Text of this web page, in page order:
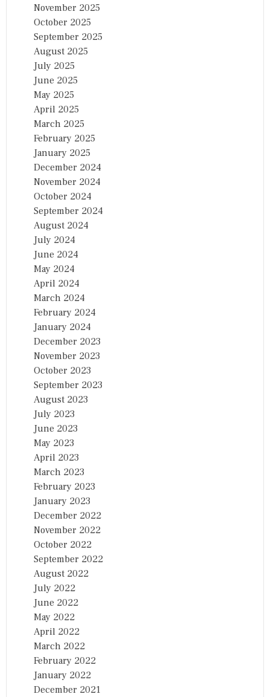
November 2025
October 2025
September 2025
August 2025
July 2025
June 2025
May 2025
April 2025
March 2025
February 2025
January 2025
December 2024
November 2024
October 2024
September 2024
August 2024
July 2024
June 2024
May 2024
April 2024
March 2024
February 2024
January 2024
December 2023
November 2023
October 2023
September 2023
August 2023
July 2023
June 2023
May 2023
April 2023
March 2023
February 2023
January 2023
December 2022
November 2022
October 2022
September 2022
August 2022
July 2022
June 2022
May 2022
April 2022
March 2022
February 2022
January 2022
December 2021